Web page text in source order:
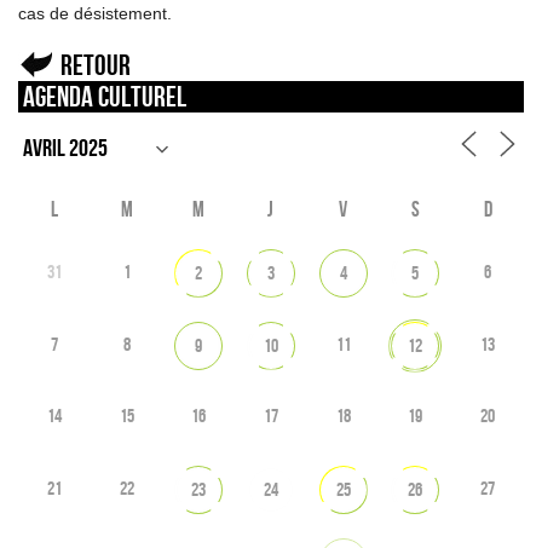
cas de désistement.
Retour
Agenda culturel
L M M J V S D
31 1 2 3 4 5 6
7 8 9 10 11 12 13
14 15 16 17 18 19 20
21 22 23 24 25 26 27